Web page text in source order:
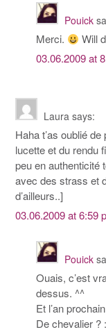
Pouick
Merci.
Will
03.06.2009 at
Laura says:
Haha t’as oublié
lucette et du rendu
peu en authenticité
avec des strass et
d’ailleurs..]
03.06.2009 at 6:59
Pouick
Ouais, c’est
dessus. ^^
Et l’an
De chevalier ?